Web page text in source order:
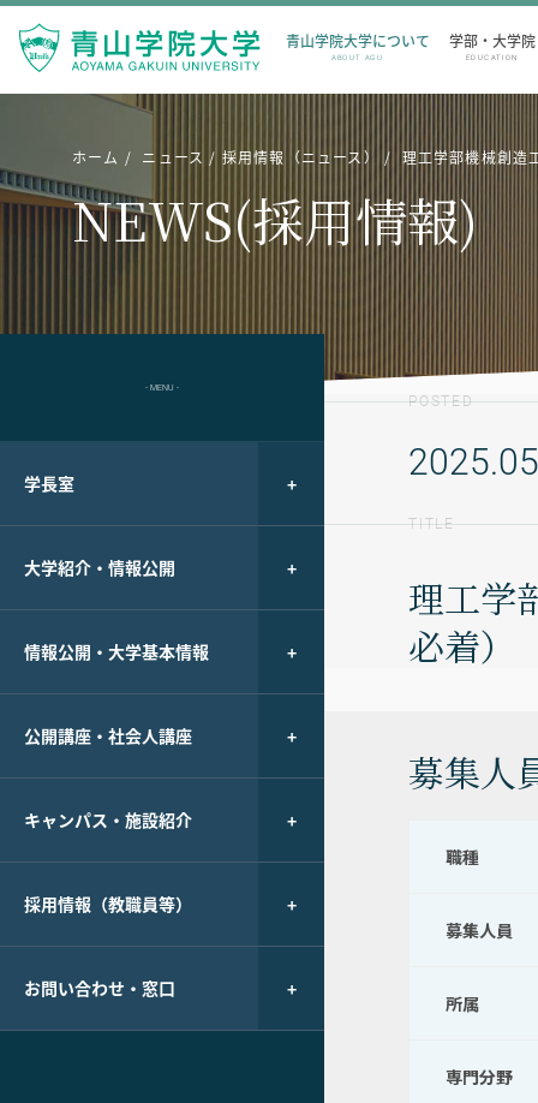
青山学院大学について
ABOUT AGU
学部・大学院
EDUCATION
ホーム ニュース 採用情報（ニュース） 理工学部機械創
NEWS(採用情報)
- MENU -
学長室
大学紹介・情報公開
情報公開・大学基本情報
公開講座・社会人講座
キャンパス・施設紹介
採用情報（教職員等）
お問い合わせ・窓口
POSTED
TITLE
理工学
必着）
募集人
職種
募集人員
所属
専門分野